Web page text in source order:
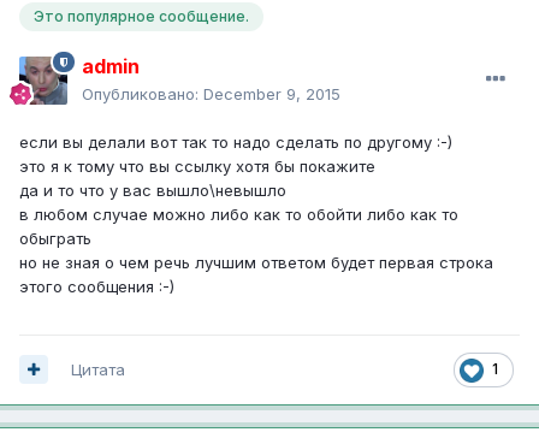
Это популярное сообщение.
admin
Опубликовано: December 9, 2015
если вы делали вот так то надо сделать по другому :-)
это я к тому что вы ссылку хотя бы покажите
да и то что у вас вышло\невышло
в любом случае можно либо как то обойти либо как то
обыграть
но не зная о чем речь лучшим ответом будет первая строка
этого сообщения :-)
1
Цитата